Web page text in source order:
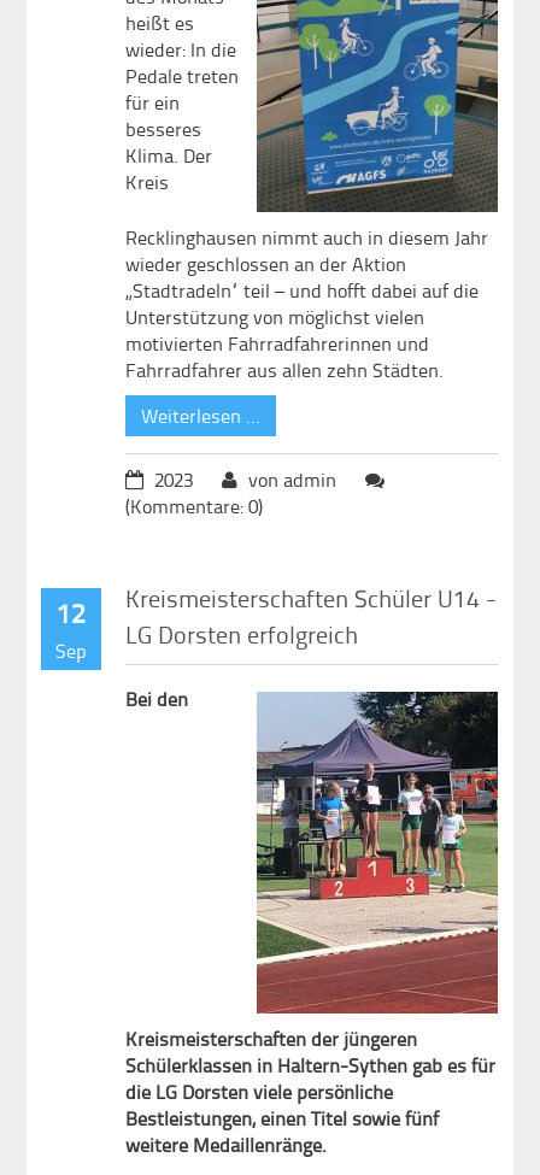
heißt es
wieder: In die
Pedale treten
für ein
besseres
Klima. Der
Kreis
Recklinghausen nimmt auch in diesem Jahr
wieder geschlossen an der Aktion
„Stadtradeln“ teil – und hofft dabei auf die
Unterstützung von möglichst vielen
motivierten Fahrradfahrerinnen und
Fahrradfahrer aus allen zehn Städten.
Weiterlesen …
2023
von admin
(Kommentare: 0)
12
Sep
Kreismeisterschaften Schüler U14 -
LG Dorsten erfolgreich
Bei den
Kreismeisterschaften der jüngeren
Schülerklassen in Haltern-Sythen gab es für
die LG Dorsten viele persönliche
Bestleistungen, einen Titel sowie fünf
weitere Medaillenränge.